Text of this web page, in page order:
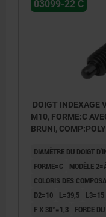
03099-22 C
DOIGT INDEXAGE
M10, FORME:C
BRUNI,
DIAMÈTRE DU DOIGT
FORME=C
MODÈLE
COLORIS DES
D2=10
L=39,5 L3=15
F X 30°=1,3
FORCE